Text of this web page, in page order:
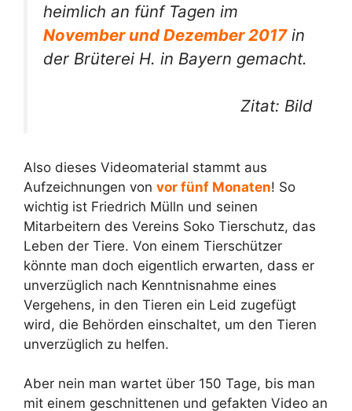
heimlich an fünf Tagen im
November und Dezember 2017in
der Brüterei H. in Bayern gemacht.
Zitat: Bild
Also dieses Videomaterial stammt aus
Aufzeichnungen von vor fünf Monaten! So
wichtig ist Friedrich Mülln und seinen
Mitarbeitern des Vereins Soko Tierschutz, das
Leben der Tiere. Von einem Tierschützer
könnte man doch eigentlich erwarten, dass er
unverzüglich nach Kenntnisnahme eines
Vergehens, in den Tieren ein Leid zugefügt
wird, die Behörden einschaltet, um den Tieren
unverzüglich zu helfen.
Aber nein man wartet über 150 Tage, bis man
mit einem geschnittenen und gefakten Video an